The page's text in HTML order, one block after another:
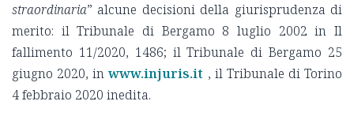
straordinaria” alcune decisioni della giurisprudenza di
merito: il Tribunale di Bergamo 8 luglio 2002 in Il
fallimento 11/2020, 1486; il Tribunale di Bergamo 25
giugno 2020, inwww.injuris.it , il Tribunale di Torino
4 febbraio 2020 inedita.